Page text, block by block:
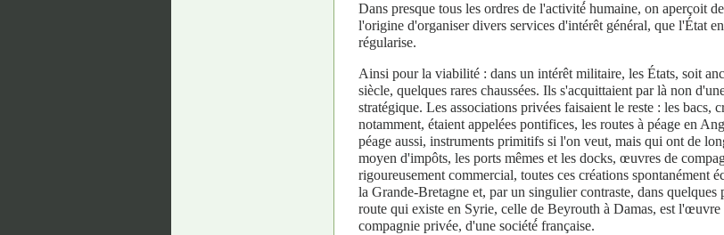
Dans presque tous les ordres de l'activité́ humaine, on aperçoit
l'origine d'organiser divers services d'intérêt général, que l'État
régularise.
Ainsi pour la viabilité : dans un intérêt militaire, les États, soit
siècle, quelques rares chaussées. Ils s'acquittaient par là non
stratégique. Les associations privées faisaient le reste : les bacs,
notamment, étaient appelées pontifices, les routes à péage en
péage aussi, instruments primitifs si l'on veut, mais qui ont de
moyen d'impôts, les ports mêmes et les docks, œuvres de
rigoureusement commercial, toutes ces créations spontanément
la Grande-Bretagne et, par un singulier contraste, dans quelques
route qui existe en Syrie, celle de Beyrouth à Damas, est
compagnie privée, d'une société́ française.